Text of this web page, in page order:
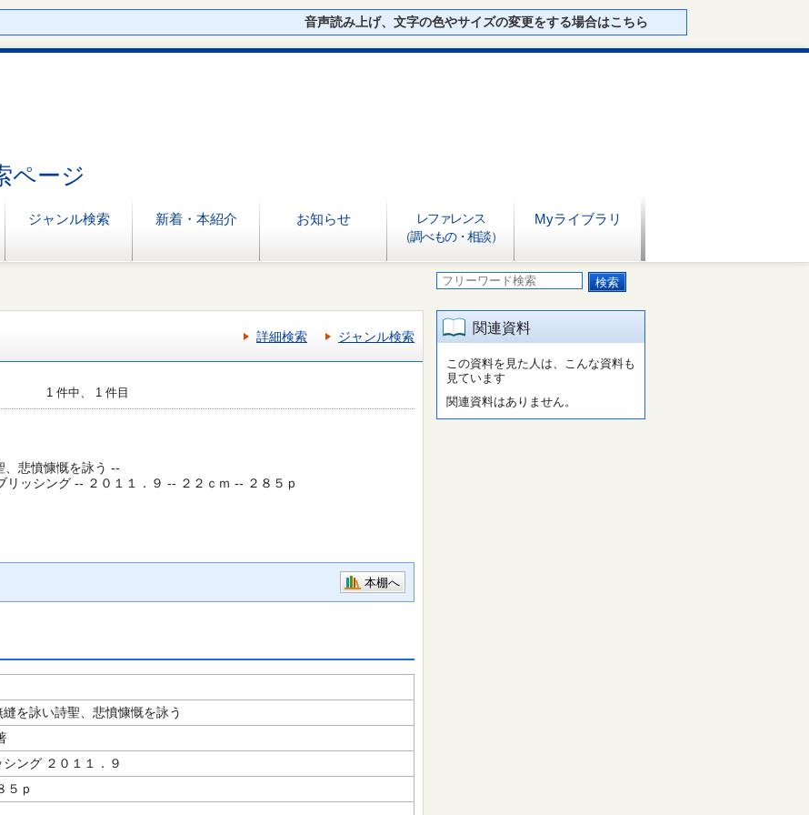
音声読み上げ、文字の色やサイズの変更をする場合はこちら
ページ
ジャンル検索 新着・本紹介 お知らせ
レファレンス
（調べもの・相談）
Myライブラリ
詳細検索 ジャンル検索
1 件中、 1 件目
、悲憤慷慨を詠う --
リッシング -- ２０１１．９ -- ２２ｃｍ -- ２８５ｐ
本棚へ
を詠い詩聖、悲憤慷慨を詠う
ング ２０１１．９
５ｐ
関連資料
この資料を見た人は、こんな資料も
見ています
関連資料はありません。